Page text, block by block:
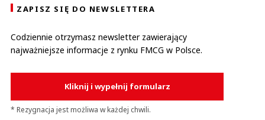
ZAPISZ SIĘ DO NEWSLETTERA
Codziennie otrzymasz newsletter zawierający
najważniejsze informacje z rynku FMCG w Polsce.
Kliknij i wypełnij formularz
* Rezygnacja jest możliwa w każdej chwili.